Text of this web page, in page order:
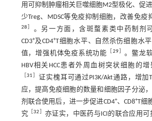
用可抑制肿瘤相关巨噬细胞M2型极化、促
少Treg、MDSC等免疫抑制细胞，改善免疫
28
。另一方面，含斑蝥素类中药制剂
CD3+及CD4+T细胞水平、自然杀伤细胞水平
值，增强机体免疫系统功能
29］ 。鳖龙
HBV相关HCC患者外周血树突状细胞的增
［31 ］证实槐耳可通过PI3K/Akt通路，增加
应，提高免疫细胞的数量和细胞因子分泌，
剂联合使用后，进一步促进CD4+、CD8+T细
究 ［32 ］亦证实，中医药与ICI的联合应用可